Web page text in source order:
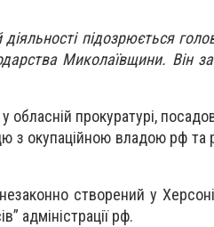
діяльності підозрюється
Миколаївщини. Він
обласній прокуратурі,
з окупаційною владою рф та
створений у
адміністрації рф.